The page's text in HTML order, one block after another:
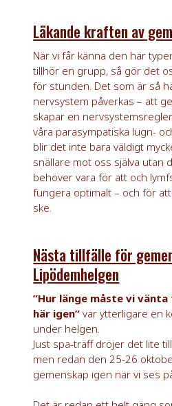
Läkande kraften av
När vi får känna den här
tillhör en grupp, så gör det
för stunden. Det som är så
nervsystem påverkas – att
skapar en
våra parasympatiska lugn-
blir det inte bara väldigt
snällare mot oss själva utan
behöver vara för att och
fungera optimalt – och för
ske.
Nästa tillfälle för
Lipödemhelgen
”Hur länge måste vi
här igen” var ytterligare en
under helgen.
Just spa-träff dröjer det lite
men redan den 25-26
gemenskap igen när vi ses